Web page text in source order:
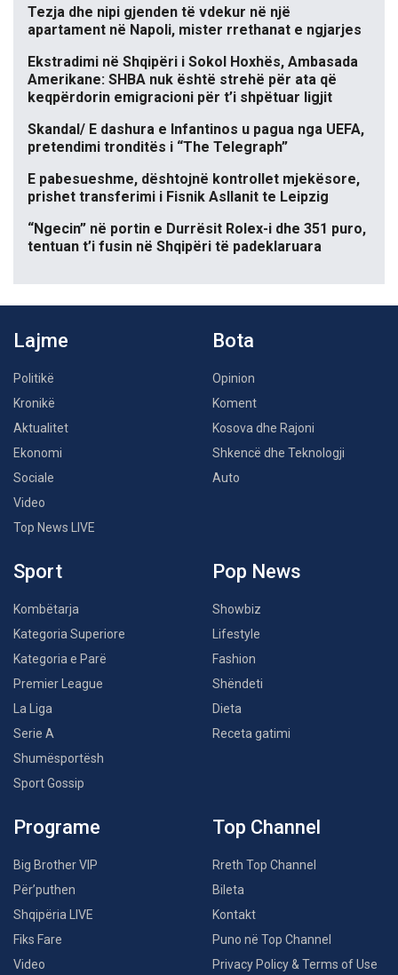
Tezja dhe nipi gjenden të vdekur në një
apartament në Napoli, mister rrethanat e ngjarjes
Ekstradimi në Shqipëri i Sokol Hoxhës, Ambasada
Amerikane: SHBA nuk është strehë për ata që
keqpërdorin emigracioni për t’i shpëtuar ligjit
Skandal/ E dashura e Infantinos u pagua nga UEFA,
pretendimi tronditës i “The Telegraph”
E pabesueshme, dështojnë kontrollet mjekësore,
prishet transferimi i Fisnik Asllanit te Leipzig
“Ngecin” në portin e Durrësit Rolex-i dhe 351 puro,
tentuan t’i fusin në Shqipëri të padeklaruara
Lajme
Politikë
Kronikë
Aktualitet
Ekonomi
Sociale
Video
Top News LIVE
Bota
Opinion
Koment
Kosova dhe Rajoni
Shkencë dhe Teknologji
Auto
Sport
Kombëtarja
Kategoria Superiore
Kategoria e Parë
Premier League
La Liga
Serie A
Shumësportësh
Sport Gossip
Pop News
Showbiz
Lifestyle
Fashion
Shëndeti
Dieta
Receta gatimi
Programe
Big Brother VIP
Për’puthen
Shqipëria LIVE
Fiks Fare
Video
Top Channel
Rreth Top Channel
Bileta
Kontakt
Puno në Top Channel
Privacy Policy & Terms of Use